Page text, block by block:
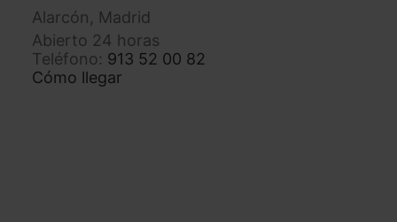
Alarcón, Madrid
Abierto 24 horas
Teléfono: 913 52 00 82
Cómo llegar